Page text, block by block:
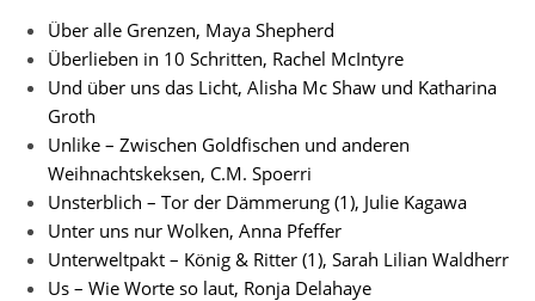
Über alle Grenzen, Maya Shepherd
Überlieben in 10 Schritten, Rachel McIntyre
Und über uns das Licht, Alisha Mc Shaw und Katharina
Groth
Unlike – Zwischen Goldfischen und anderen
Weihnachtskeksen, C.M. Spoerri
Unsterblich – Tor der Dämmerung (1), Julie Kagawa
Unter uns nur Wolken, Anna Pfeffer
Unterweltpakt – König & Ritter (1), Sarah Lilian Waldherr
Us – Wie Worte so laut, Ronja Delahaye